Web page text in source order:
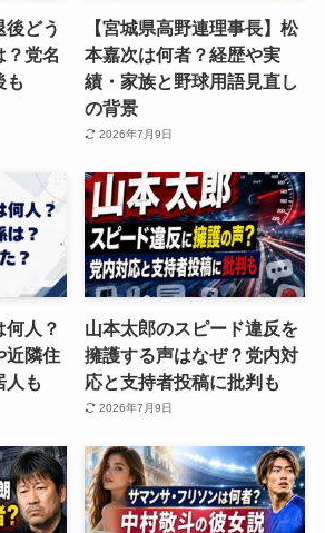
後どう
？党名
も
【宮城県高野連理事長】松
本嘉次は何者？経歴や実
績・家族と野球用語見直し
の背景
2026年7月9日
人？
近隣住
人も
山本太郎のスピード違反を
擁護する声はなぜ？党内対
応と支持者投稿に批判も
2026年7月9日